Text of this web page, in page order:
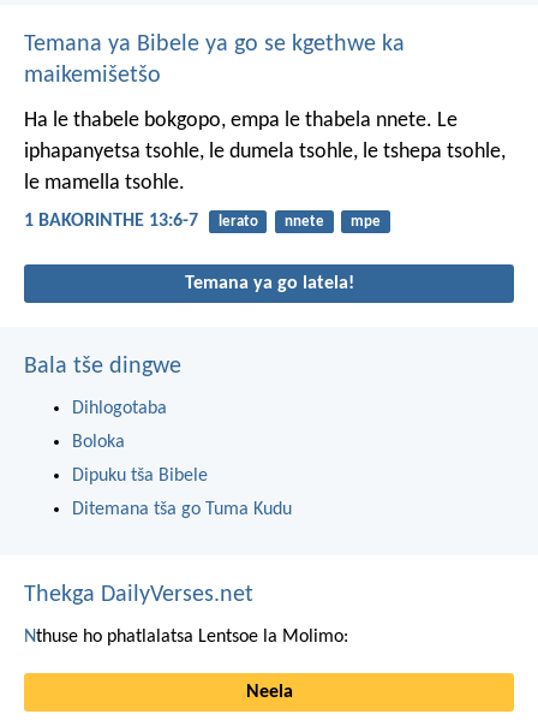
Temana ya Bibele ya go se kgethwe ka
maikemišetšo
Ha le thabele bokgopo, empa le thabela nnete. Le
iphapanyetsa tsohle, le dumela tsohle, le tshepa tsohle,
le mamella tsohle.
1 BAKORINTHE 13:6-7 lerato nnete mpe
Temana ya go latela!
Bala tše dingwe
Dihlogotaba
Boloka
Dipuku tša Bibele
Ditemana tša go Tuma Kudu
Thekga DailyVerses.net
Nthuse ho phatlalatsa Lentsoe la Molimo:
Neela